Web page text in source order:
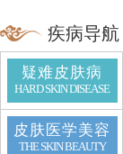
疾病导航
疑难皮肤病
HARD SKIN DISEASE
皮肤医学美容
THE SKIN BEAUTY